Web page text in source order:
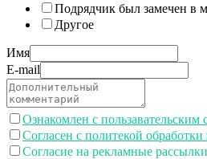
Подрядчик был замечен в
Другое
Имя
E-mail
Ознакомлен с пользавательским
Согласен с политекой
Согласие на рекламные